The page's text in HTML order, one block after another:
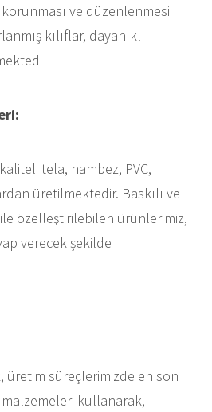
ve düzenlenmesi
kılıflar, dayanıklı
tela, hambez, PVC,
üretilmektedir. Baskılı ve
ile özelleştirilebilen ürünlerimiz,
verecek şekilde
üretim süreçlerimizde en son
kullanarak,